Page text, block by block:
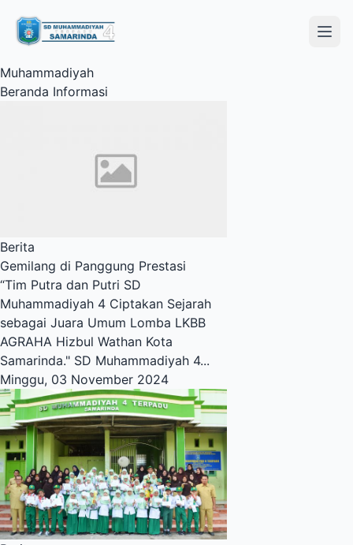
Muhammadiyah
Beranda Informasi
Berita
Gemilang di Panggung Prestasi
“Tim Putra dan Putri SD
Muhammadiyah 4 Ciptakan Sejarah
sebagai Juara Umum Lomba LKBB
AGRAHA Hizbul Wathan Kota
Samarinda." SD Muhammadiyah 4...
Minggu, 03 November 2024